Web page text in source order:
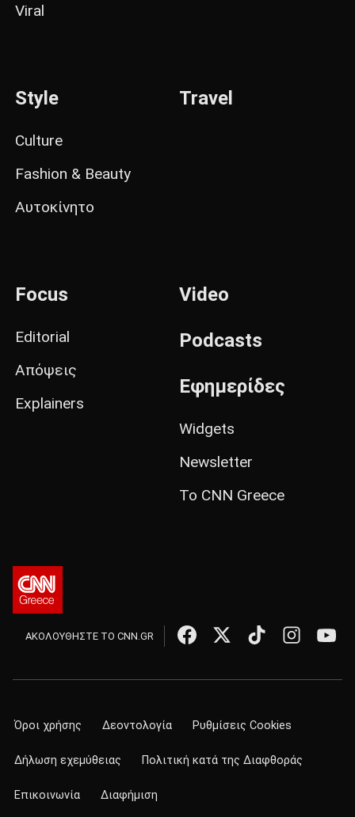
Viral
Style
Culture
Fashion & Beauty
Αυτοκίνητο
Travel
Focus
Editorial
Απόψεις
Explainers
Video
Podcasts
Εφημερίδες
Widgets
Newsletter
Το CNN Greece
ΑΚΟΛΟΥΘΗΣΤΕ ΤΟ CNN.GR
Όροι χρήσης Δεοντολογία Ρυθμίσεις Cookies
Δήλωση εχεμύθειας Πολιτική κατά της Διαφθοράς
Επικοινωνία Διαφήμιση